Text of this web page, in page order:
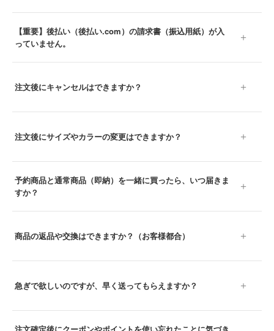
【重要】後払い（後払い.com）の請求書（振込用紙）が入
っていません。
注文後にキャンセルはできますか？
注文後にサイズやカラーの変更はできますか？
予約商品と通常商品（即納）を一緒に買ったら、いつ届きま
すか？
商品の返品や交換はできますか？（お客様都合）
急ぎで欲しいのですが、早く送ってもらえますか？